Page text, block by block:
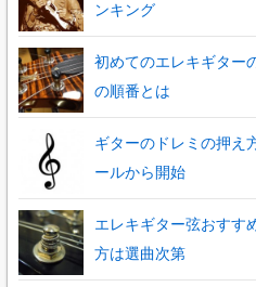
ンキング
初めてのエレキギター
の順番とは
ギターのドレミの押え
ールから開始
エレキギター弦おすす
方は選曲次第